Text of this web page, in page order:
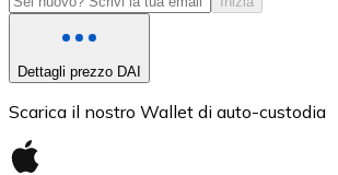
Dettagli prezzo DAI
Scarica il nostro Wallet di auto-custodia